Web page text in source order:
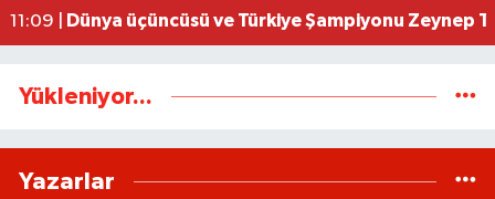
11:09 |
Dünya üçüncüsü ve Türkiye Şampiyonu Zeynep
Yükleniyor...
Yazarlar